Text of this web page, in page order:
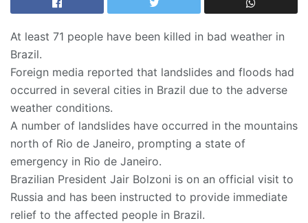
At least 71 people have been killed in bad weather in
Brazil.
Foreign media reported that landslides and floods had
occurred in several cities in Brazil due to the adverse
weather conditions.
A number of landslides have occurred in the mountains
north of Rio de Janeiro, prompting a state of
emergency in Rio de Janeiro.
Brazilian President Jair Bolzoni is on an official visit to
Russia and has been instructed to provide immediate
relief to the affected people in Brazil.